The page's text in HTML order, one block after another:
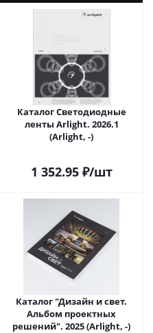
Каталог Светодиодные
ленты Arlight. 2026.1
(Arlight, -)
1 352.95₽/шт
Каталог "Дизайн и свет.
Альбом проектных
решений". 2025 (Arlight, -)